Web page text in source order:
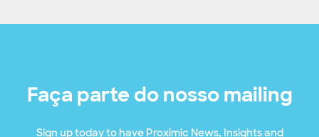
Faça parte do nosso mailing
Sign up today to have Proximic News, Insights and